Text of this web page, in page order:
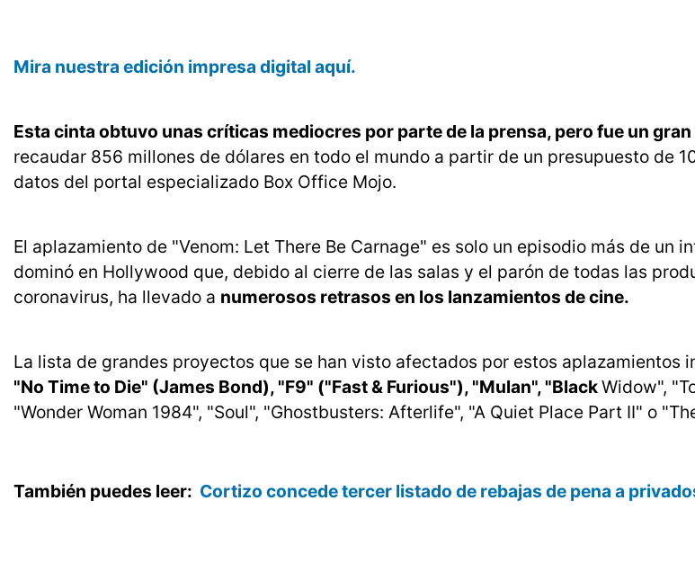
Mira nuestra edición impresa digital aquí.
Esta cinta obtuvo unas críticas mediocres por parte de la prensa, pero fue un
recaudar 856 millones de dólares en todo el mundo a partir de un presupuesto de
datos del portal especializado Box Office Mojo.
El aplazamiento de "Venom: Let There Be Carnage" es solo un episodio más de un
dominó en Hollywood que, debido al cierre de las salas y el parón de todas las
coronavirus, ha llevado a numerosos retrasos en los lanzamientos de cine.
La lista de grandes proyectos que se han visto afectados por estos aplazamientos
"No Time to Die" (James Bond), "F9" ("Fast & Furious"), "Mulan", "BlackWidow",
"Wonder Woman 1984", "Soul", "Ghostbusters: Afterlife", "A Quiet Place Part II" o
También puedes leer: Cortizo concede tercer listado de rebajas de pena a